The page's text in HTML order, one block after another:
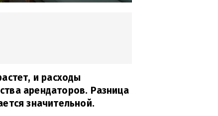
и расходы
арендаторов. Разница
значительной.